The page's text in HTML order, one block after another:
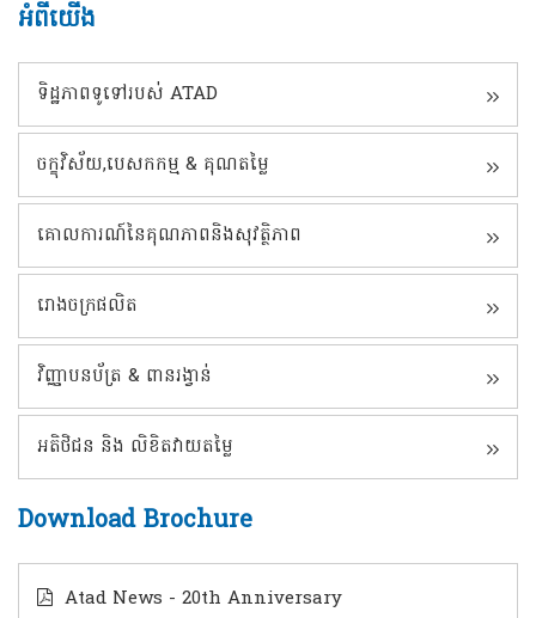
អំពីយើង
ទិដ្ឋភាពទូទៅរបស់ ATAD
ចក្ខុវិស័យ,បេសកកម្ម & គុណតម្លៃ
គោលការណ៍នៃគុណភាពនិងសុវត្ថិភាព
រោងចក្រផលិត
វិញ្ញាបនប័ត្រ & ពានរង្វាន់
អតិថិជន និង លិខិតវាយតម្លៃ
Download Brochure
Atad News - 20th Anniversary